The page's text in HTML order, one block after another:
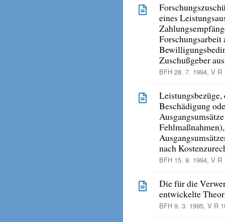
eines
Forschungsarbeit
Zuschußgeber
BFH 28. 7. 1994, V R
Beschädigung
nach
BFH 15. 9. 1994, V R
Die für die
entwickelte
BFH 9. 3. 1995, V R